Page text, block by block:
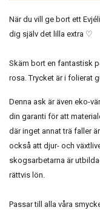
När du vill ge bort ett
dig själv det lilla extra ♡
Skäm bort en fantastisk
rosa. Trycket är i folierat
Denna ask är även eko-
din garanti för att
där inget annat trä faller
också att djur- och
skogsarbetarna är
rättvis lön.
Passar till alla våra